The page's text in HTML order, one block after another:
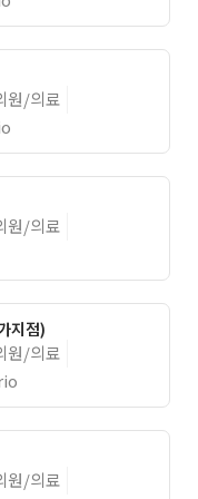
원/의료
원/의료
지점)
원/의료
원/의료